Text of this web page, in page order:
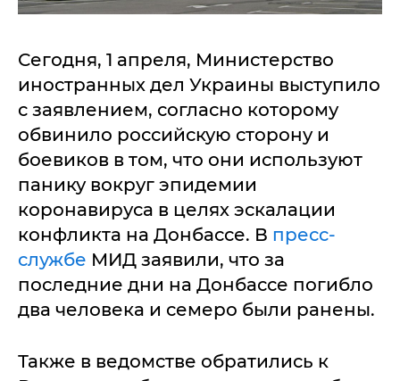
Сегодня, 1 апреля, Министерство
иностранных дел Украины выступило
с заявлением, согласно которому
обвинило российскую сторону и
боевиков в том, что они используют
панику вокруг эпидемии
коронавируса в целях эскалации
конфликта на Донбассе. В пресс-
службе МИД заявили, что за
последние дни на Донбассе погибло
два человека и семеро были ранены.
Также в ведомстве обратились к